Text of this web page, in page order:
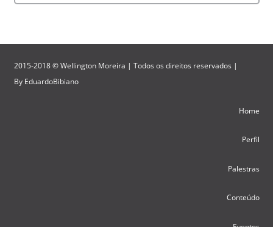
2015-2018 © Wellington Moreira | Todos os direitos reservados |
By EduardoBibiano
Home
Perfil
Palestras
Conteúdo